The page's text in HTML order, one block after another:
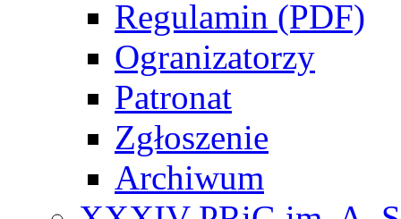
Regulamin (PDF)
Ogranizatorzy
Patronat
Zgłoszenie
Archiwum